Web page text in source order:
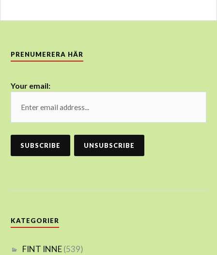
PRENUMERERA HÄR
Your email:
KATEGORIER
FINT INNE(539)